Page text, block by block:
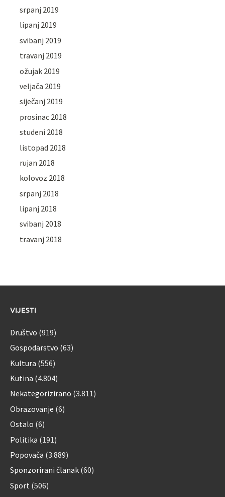
srpanj 2019
lipanj 2019
svibanj 2019
travanj 2019
ožujak 2019
veljača 2019
siječanj 2019
prosinac 2018
studeni 2018
listopad 2018
rujan 2018
kolovoz 2018
srpanj 2018
lipanj 2018
svibanj 2018
travanj 2018
VIJESTI
Društvo (919)
Gospodarstvo (63)
Kultura (556)
Kutina (4.804)
Nekategorizirano (3.811)
Obrazovanje (6)
Ostalo (6)
Politika (191)
Popovača (3.889)
Sponzorirani članak (60)
Sport (506)